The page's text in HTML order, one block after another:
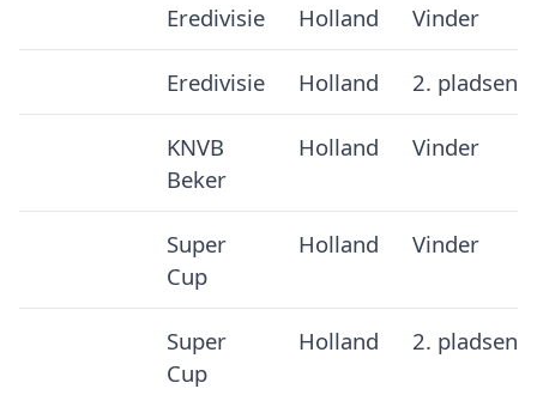
Eredivisie Holland Vinder
Eredivisie Holland 2. pladsen
KNVB
Beker
Holland Vinder
Super
Cup
Holland Vinder
Super
Cup
Holland 2. pladsen